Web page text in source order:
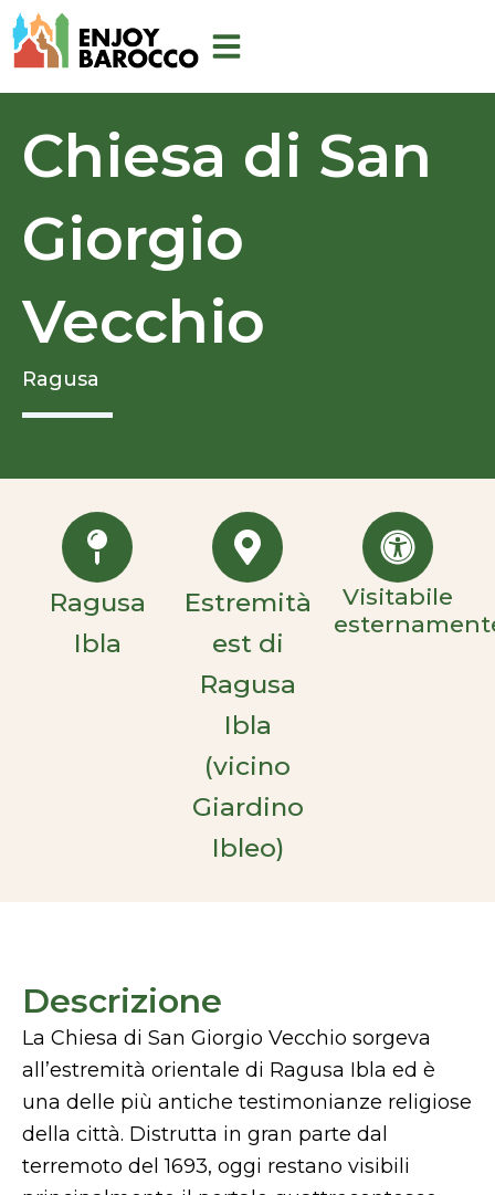
Vai
al
Chiesa di San
Giorgio
Vecchio
Ragusa
Ragusa
Ibla
Estremità
est di
Ragusa
Ibla
(vicino
Giardino
Ibleo)
Visitabile
Descrizione
La Chiesa di San Giorgio Vecchio sorgeva
all’estremità orientale di Ragusa Ibla ed è
una delle più antiche testimonianze religiose
della città. Distrutta in gran parte dal
terremoto del 1693, oggi restano visibili